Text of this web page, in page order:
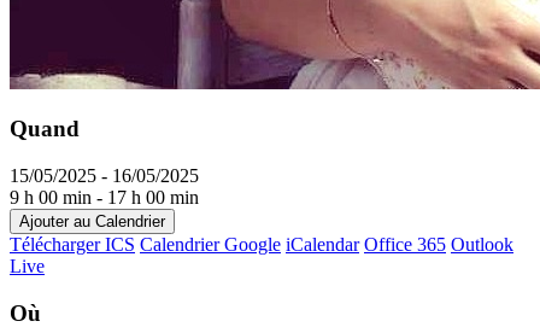
Quand
15/05/2025 - 16/05/2025
9 h 00 min - 17 h 00 min
Ajouter au Calendrier
Télécharger ICS Calendrier Google iCalendar Office 365 Outlook
Live
Où